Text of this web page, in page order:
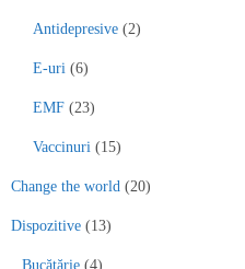
Antidepresive (2)
E-uri (6)
EMF (23)
Vaccinuri (15)
Change the world (20)
Dispozitive (13)
Bucătărie (4)